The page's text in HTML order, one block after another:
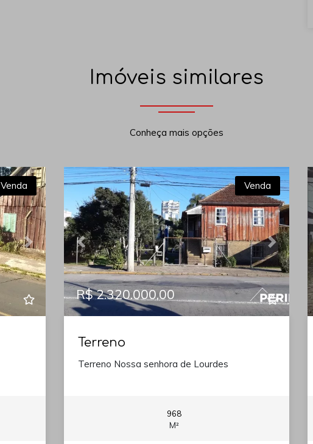
Imóveis similares
Conheça mais opções
Next
Venda
Previous Next
Venda
R$ 2.320.000,00
Terreno
Terreno Nossa senhora de Lourdes
968
M²